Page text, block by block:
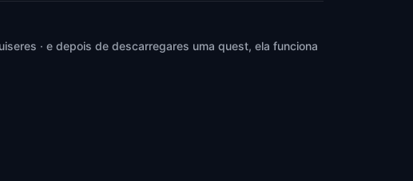
· e depois de descarregares uma quest, ela funciona